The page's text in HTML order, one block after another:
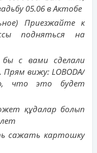
05.06 в Актобе
Приезжайте к
подняться на
с вами сделали
вижу: LOBODA/
что это будет
құдалар болып
сажать картошку